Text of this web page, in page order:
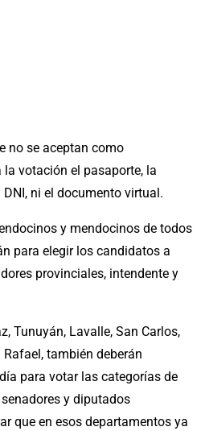
no se aceptan como
votación el pasaporte, la
ni el documento virtual.
y mendocinos de todos
para elegir los candidatos a
provinciales, intendente y
Tunuyán, Lavalle, San Carlos,
también deberán
para votar las categorías de
y diputados
que en esos departamentos ya